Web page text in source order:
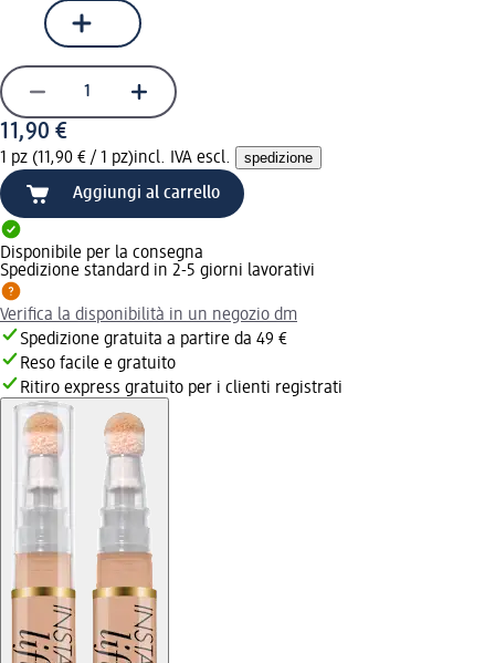
11,90 €
1 pz (11,90 € / 1 pz)incl. IVA escl. spedizione
Aggiungi al carrello
Disponibile per la consegna
Spedizione standard in 2-5 giorni lavorativi
Verifica la disponibilità in un negozio dm
Spedizione gratuita a partire da 49 €
Reso facile e gratuito
Ritiro express gratuito per i clienti registrati